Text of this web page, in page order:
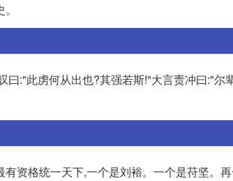
曰:"此虏何从出也?其强若斯!"大言责冲曰:"
资格统一天下,一个是刘裕。一个是苻坚。